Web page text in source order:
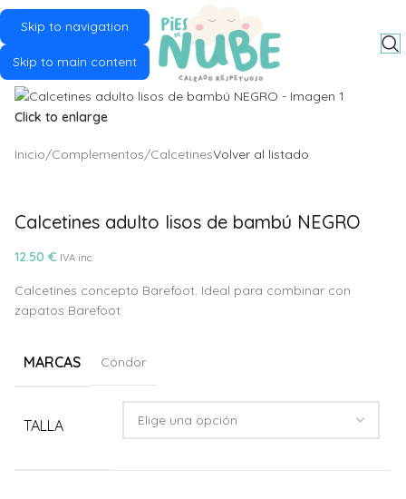
Skip to navigation
Skip to main content
Click to enlarge
Inicio/Complementos/CalcetinesVolver al listado
Calcetines adulto lisos de bambú NEGRO
12.50 € IVA inc.
Calcetines concepto Barefoot. Ideal para combinar con
zapatos Barefoot
MARCAS Cóndor
TALLA